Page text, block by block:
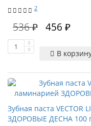
2
536 ₽ 456 ₽
В
Зубная паста VECTOR
ЗДОРОВЫЕ ДЕСНА 100